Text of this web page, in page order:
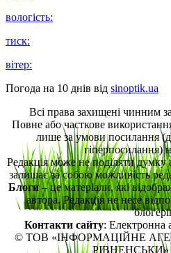
вологість:
тиск:
вітер:
Погода на 10 днів від sinoptik.ua
Всі права захищені чинним
Повне або часткове
лише за умови посилання
гіперпосилання)
Редакція може не поділяти думку
залишає за собою можливість
Блоги– це матеріали, які
автора. Редакція не несе
Контакти сайту: Електронна
© ТОВ «ІНФОРМАЦІЙНЕ
РІВНЕНСЬКИ»